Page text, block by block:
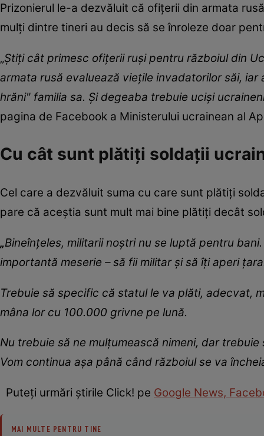
Prizonierul le-a dezvăluit că ofițerii din armata
mulți dintre tineri au decis să se înroleze doar
„Știți cât primesc ofițerii ruși pentru războiul din
armata rusă evaluează viețile invadatorilor săi,
hrăni" familia sa. Și degeaba trebuie uciși
pagina de Facebook a Ministerului ucrainean al
Cu cât sunt plătiți soldații
Cel care a dezvăluit suma cu care sunt plătiți
pare că aceștia sunt mult mai bine plătiți decât
„Bineînţeles, militarii noştri nu se luptă pentru
importantă meserie – să fii militar şi să îţi aperi
Trebuie să specific că statul le va plăti, adecvat,
mâna lor cu 100.000 grivne pe lună.
Nu trebuie să ne mulţumească nimeni, dar
Vom continua aşa până când războiul se va
Puteţi urmări ştirile Click! pe Google News,
MAI MULTE PENTRU TINE